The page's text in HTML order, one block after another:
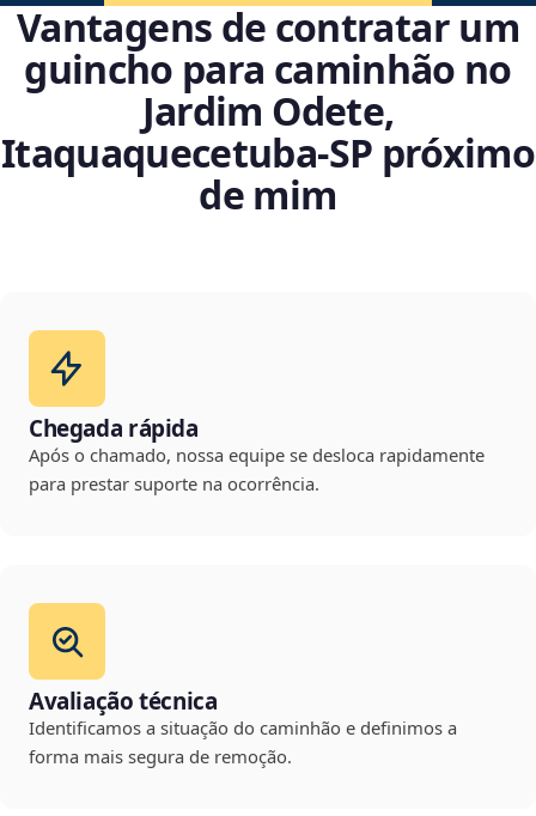
Vantagens de contratar um
guincho para caminhão no
Jardim Odete,
Itaquaquecetuba‑SP próximo
de mim
Chegada rápida
Após o chamado, nossa equipe se desloca rapidamente
para prestar suporte na ocorrência.
Avaliação técnica
Identificamos a situação do caminhão e definimos a
forma mais segura de remoção.